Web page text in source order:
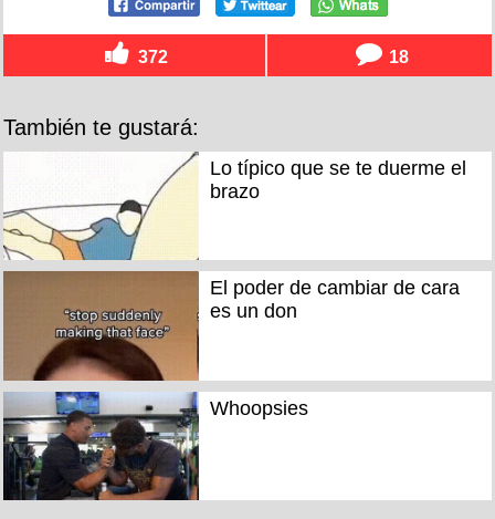
372 18
También te gustará:
Lo típico que se te duerme el
brazo
El poder de cambiar de cara
es un don
Whoopsies